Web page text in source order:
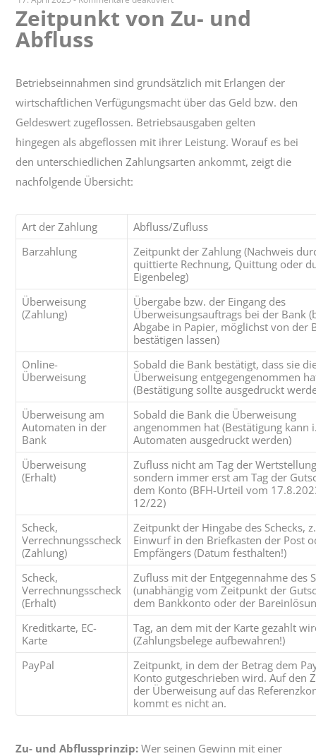
Zeitpunkt
Abfluss
Zeitpunkt von Zu- und
Abfluss
Betriebseinnahmen sind grundsätzlich mit Erlangen der
wirtschaftlichen Verfügungsmacht über das Geld bzw. den
Geldeswert zugeflossen. Betriebsausgaben gelten
hingegen als abgeflossen mit ihrer Leistung. Worauf es bei
den unterschiedlichen Zahlungsarten ankommt, zeigt die
nachfolgende Übersicht:
Art der Zahlung
Abfluss/Zufluss
Barzahlung
Zeitpunkt der Zahlung (Nachweis
quittierte Rechnung, Quittung oder
Eigenbeleg)
Überweisung
(Zahlung)
Übergabe bzw. der Eingang des
Überweisungsauftrags bei der Bank
Abgabe in Papier, möglichst von der
bestätigen lassen)
Online-
Überweisung
Sobald die Bank bestätigt, dass sie
Überweisung entgegengenommen
(Bestätigung sollte ausgedruckt
Überweisung am
Automaten in der
Bank
Sobald die Bank die Überweisung
angenommen hat (Bestätigung kann
Automaten ausgedruckt werden)
Überweisung
(Erhalt)
Zufluss nicht am Tag der
sondern immer erst am Tag der
dem Konto (BFH-Urteil vom
12/22)
Scheck,
Verrechnungsscheck
(Zahlung)
Zeitpunkt der Hingabe des Schecks,
Einwurf in den Briefkasten der Post
Empfängers (Datum festhalten!)
Scheck,
Verrechnungsscheck
(Erhalt)
Zufluss mit der Entgegennahme des
(unabhängig vom Zeitpunkt der
dem Bankkonto oder der
Kreditkarte, EC-
Karte
Tag, an dem mit der Karte gezahlt
(Zahlungsbelege aufbewahren!)
PayPal
Zeitpunkt, in dem der Betrag dem
Konto gutgeschrieben wird. Auf den
der Überweisung auf das
kommt es nicht an.
Zu- und Abflussprinzip: Wer seinen Gewinn mit einer